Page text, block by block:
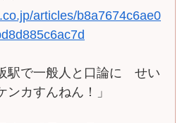
articles/b8a7674c6ae0
駅で一般人と口論に せい
カすんねん！」